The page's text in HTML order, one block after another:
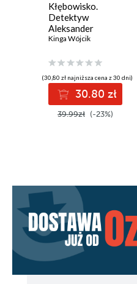
Kłębowisko.
Detektyw
Aleksander
Zamojski. Tom 3
Kinga Wójcik
(30,80 zł najniższa cena z 30 dni)
30.80 zł
39.99zł (-23%)